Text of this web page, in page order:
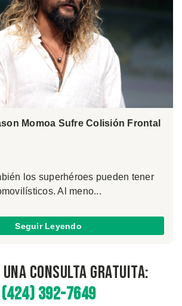
Momoa Sufre Colisión Frontal
los superhéroes pueden tener
Al meno...
Seguir Leyendo
una Consulta Gratuita:
(424) 392-7649